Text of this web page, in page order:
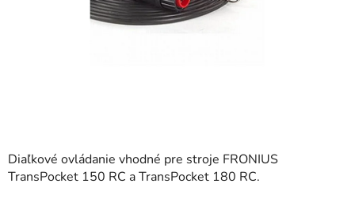
Diaľkové ovládanie vhodné pre stroje FRONIUS
TransPocket 150 RC a TransPocket 180 RC.